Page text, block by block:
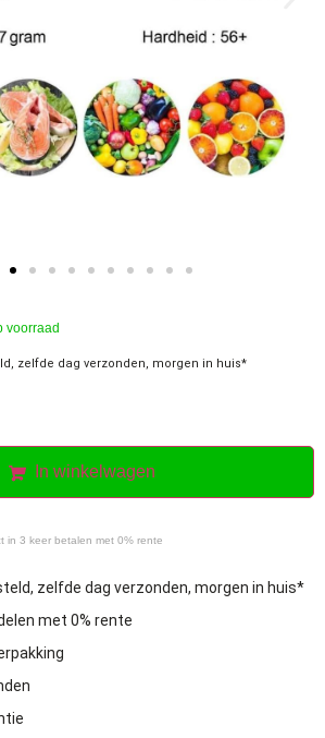
voorraad
zelfde dag verzonden, morgen in huis*
In winkelwagen
in 3 keer betalen met 0% rente
zelfde dag verzonden, morgen in huis*
met 0% rente